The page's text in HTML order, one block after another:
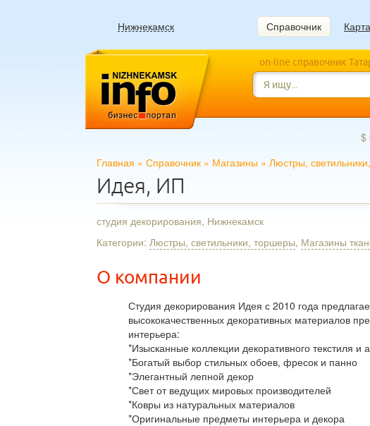
Нижнекамск Справочник Карта
on-line справочник
$
Главная » Справочник » Магазины » Люстры,
Идея, ИП
студия декорирования, Нижнекамск
Категории: Люстры, светильники, торшеры, Магазины
О компании
Студия декорирования Идея с 2010 года
высококачественных декоративных материалов
интерьера:
*Изысканные коллекции декоративного текстиля и
*Богатый выбор стильных обоев, фресок и панно
*Элегантный лепной декор
*Свет от ведущих мировых производителей
*Ковры из натуральных материалов
*Оригинальные предметы интерьера и декора